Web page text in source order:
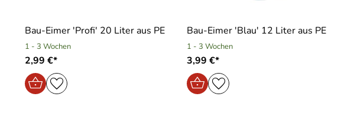
Bau-Eimer ′Profi′ 20 Liter aus PE
1 - 3 Wochen
2,99 €*
Bau-Eimer ′Blau′ 12 Liter aus PE
1 - 3 Wochen
3,99 €*